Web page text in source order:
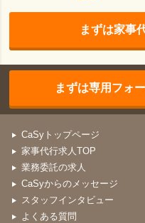
まずは家事
まずは専用フォ
CaSyトップページ
家事代行求人TOP
業務委託の求人
CaSyからのメッセージ
スタッフインタビュー
よくある質問